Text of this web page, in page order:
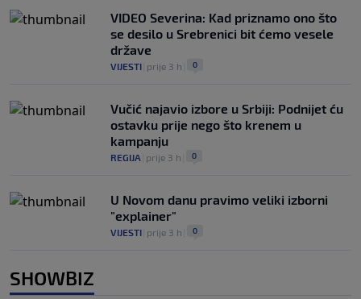
VIDEO Severina: Kad priznamo ono što
se desilo u Srebrenici bit ćemo vesele
države
VIJESTI prije 3 h 0
Vučić najavio izbore u Srbiji: Podnijet ću
ostavku prije nego što krenem u
kampanju
REGIJA prije 3 h 0
U Novom danu pravimo veliki izborni
"explainer"
VIJESTI prije 3 h 0
SHOWBIZ